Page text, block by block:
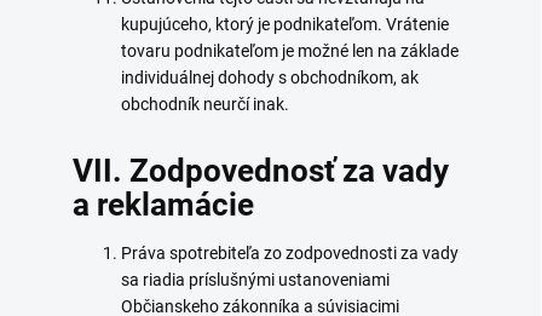
kupujúceho, ktorý je podnikateľom. Vrátenie
tovaru podnikateľom je možné len na základe
individuálnej dohody s obchodníkom, ak
obchodník neurčí inak.
VII. Zodpovednosť za vady
a reklamácie
Práva spotrebiteľa zo zodpovednosti za vady
sa riadia príslušnými ustanoveniami
Občianskeho zákonníka a súvisiacimi